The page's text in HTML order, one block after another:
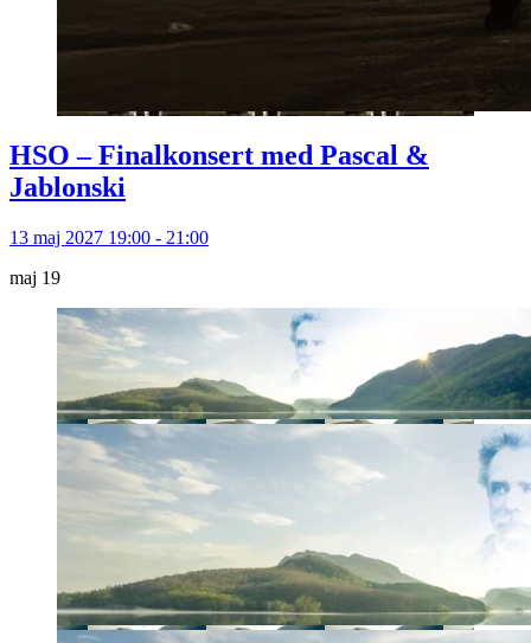
HSO – Finalkonsert med Pascal &
Jablonski
13 maj 2027 19:00 - 21:00
maj 19